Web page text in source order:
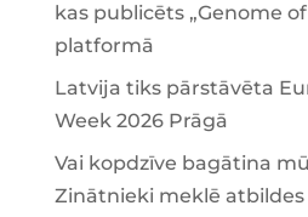
kas publicēts „Genome of
platformā
Latvija tiks pārstāvēta
Week 2026 Prāgā
Vai kopdzīve bagātina
Zinātnieki meklē